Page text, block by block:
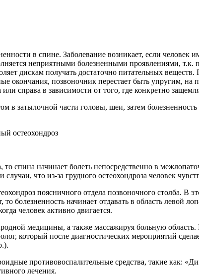
в спине. Заболевание возникает, если
неприятными болезненными проявлениями, т.к.
дискам получать достаточно питательных
окончания, позвоночник перестает быть упругим,
справа в зависимости от того, где конкретно
в затылочной части головы, шеи, затем
то спина начинает болеть непосредственно в
что из-за грудного остеохондроза человек
поясничного отдела позвоночного столба. В
то болезненность начинает отдавать в область
человек активно двигается.
медицины, а также массажируя больную область.
который после диагностических мероприятий
противовоспалительные средства, такие как:
лечения.